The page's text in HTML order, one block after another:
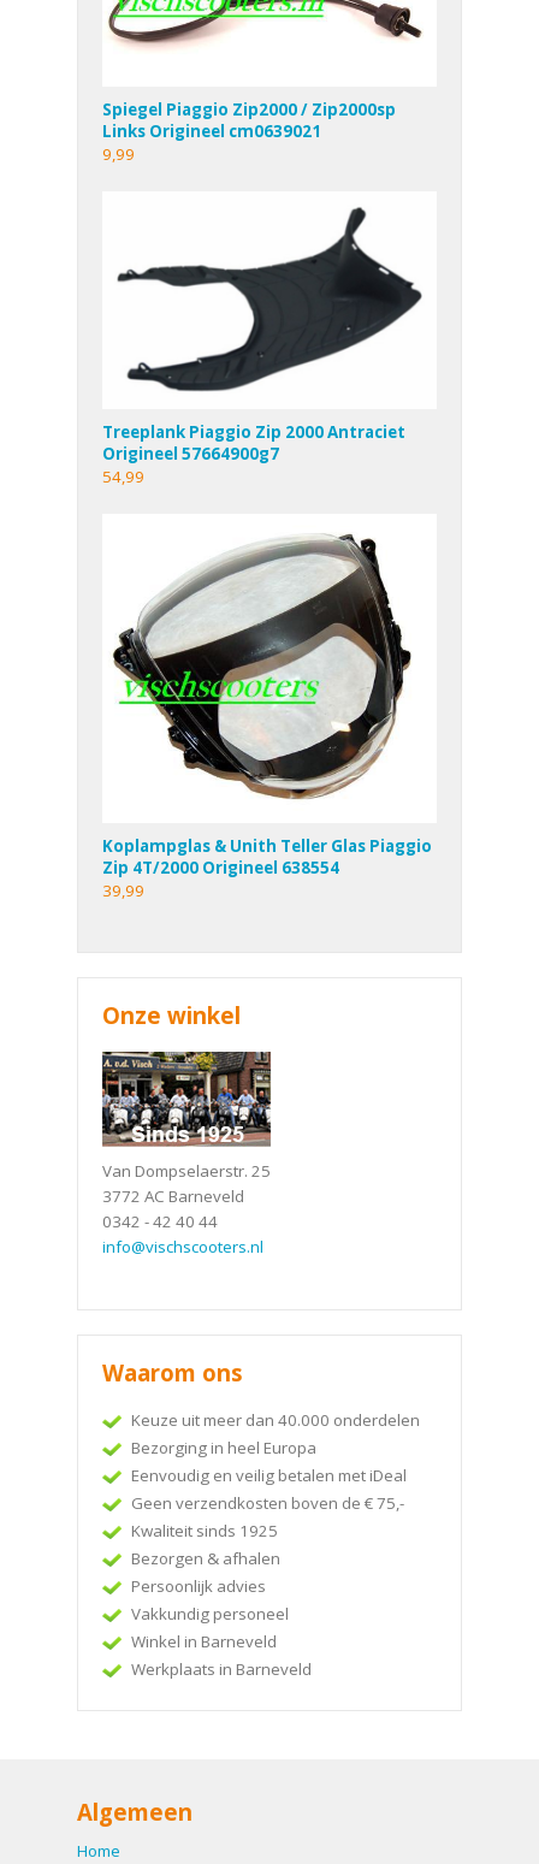
Spiegel Piaggio Zip2000 / Zip2000sp
Links Origineel cm0639021
9,99
Treeplank Piaggio Zip 2000 Antraciet
Origineel 57664900g7
54,99
Koplampglas & Unith Teller Glas Piaggio
Zip 4T/2000 Origineel 638554
39,99
Onze winkel
Van Dompselaerstr. 25
3772 AC Barneveld
0342 - 42 40 44
info@vischscooters.nl
Waarom ons
Keuze uit meer dan 40.000 onderdelen
Bezorging in heel Europa
Eenvoudig en veilig betalen met iDeal
Geen verzendkosten boven de € 75,-
Kwaliteit sinds 1925
Bezorgen & afhalen
Persoonlijk advies
Vakkundig personeel
Winkel in Barneveld
Werkplaats in Barneveld
Algemeen
Home